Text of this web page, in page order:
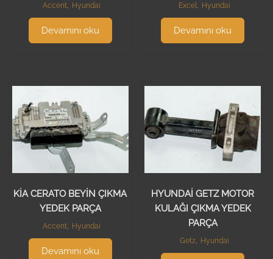
Accent, Hyundai
Devamını oku
Excel, Hyundai
Devamını oku
KİA CERATO BEYİN ÇIKMA
YEDEK PARÇA
Accent Hyundai
Devamını oku
HYUNDAİ GETZ MOTOR
KULAĞI ÇIKMA YEDEK
PARÇA
Getz, Hyundai